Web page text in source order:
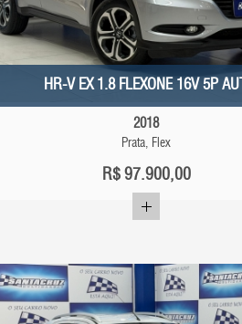
HR-V EX 1.8 FLEXONE 16V 5P
2018
Prata, Flex
R$97.900,00